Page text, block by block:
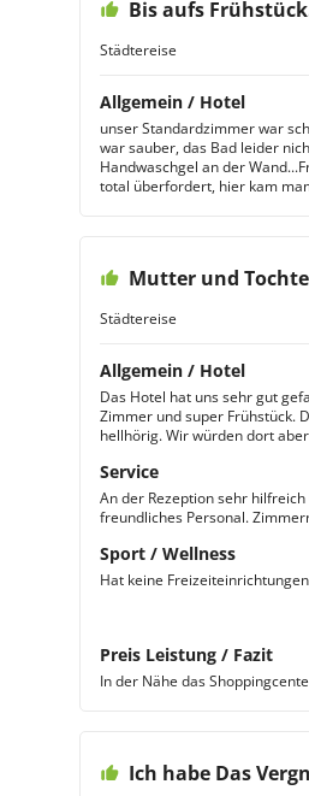
Bis aufs
Städtereise
Allgemein / Hotel
unser Standardzimmer war
war sauber, das Bad leider
Handwaschgel an der
total überfordert, hier kam
Mutter und
Städtereise
Allgemein / Hotel
Das Hotel hat uns sehr gut
Zimmer und super Frühstück.
hellhörig. Wir würden dort
Service
An der Rezeption sehr
freundliches Personal.
Sport / Wellness
Hat keine
Preis Leistung / Fazit
In der Nähe das
Ich habe Das